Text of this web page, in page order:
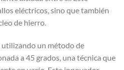
eléctricos, sino que también
de hierro.
un método de
a 45 grados, una técnica que